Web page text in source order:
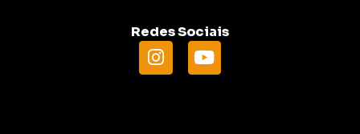
Redes Sociais